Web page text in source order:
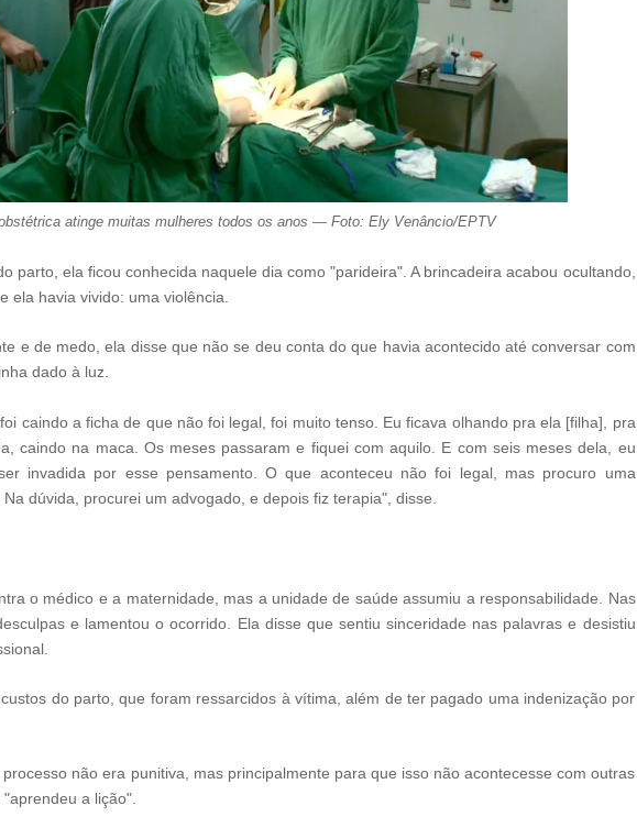
atinge muitas mulheres todos os anos — Foto: Ely Venâncio/EPTV
parto, ela ficou conhecida naquele dia como "parideira". A brincadeira acabou ocultando,
ela havia vivido: uma violência.
e de medo, ela disse que não se deu conta do que havia acontecido até conversar com
dado à luz.
caindo a ficha de que não foi legal, foi muito tenso. Eu ficava olhando pra ela [filha], pra
caindo na maca. Os meses passaram e fiquei com aquilo. E com seis meses dela, eu
invadida por esse pensamento. O que aconteceu não foi legal, mas procuro uma
dúvida, procurei um advogado, e depois fiz terapia", disse.
o médico e a maternidade, mas a unidade de saúde assumiu a responsabilidade. Nas
e lamentou o ocorrido. Ela disse que sentiu sinceridade nas palavras e desistiu
do parto, que foram ressarcidos à vítima, além de ter pagado uma indenização por
não era punitiva, mas principalmente para que isso não acontecesse com outras
a lição".